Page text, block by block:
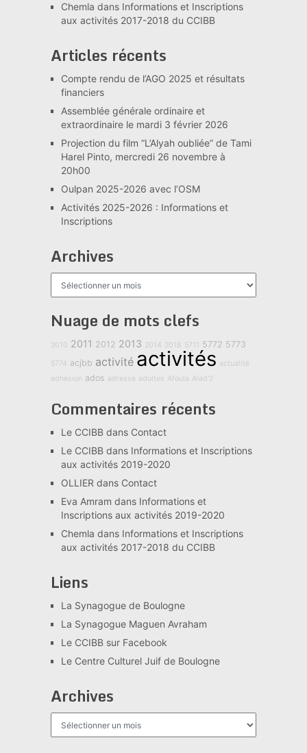
Chemla dans Informations et Inscriptions
aux activités 2017-2018 du CCIBB
Articles récents
Compte rendu de l’AGO 2025 et résultats
financiers
Assemblée générale ordinaire et
extraordinaire le mardi 3 février 2026
Projection du film “L’Alyah oubliée” de Tami
Harel Pinto, mercredi 26 novembre à
20h00
Oulpan 2025-2026 avec l’OSM
Activités 2025-2026 : Informations et
Inscriptions
Archives
Nuage de mots clefs
2010 2011 2012 2013 2014 2018 5711 5772 5773
5774 acjbb activité activités actualité
adhésion ados adresse adultes Afoula Alad'2
Commentaires récents
Le CCIBBdans Contact
Le CCIBBdans Informations et Inscriptions
aux activités 2019-2020
OLLIER dans Contact
Eva Amram dans Informations et
Inscriptions aux activités 2019-2020
Chemla dans Informations et Inscriptions
aux activités 2017-2018 du CCIBB
Liens
La Synagogue de Boulogne
La Synagogue Maguen Avraham
Le CCIBB sur Facebook
Le Centre Culturel Juif de Boulogne
Archives